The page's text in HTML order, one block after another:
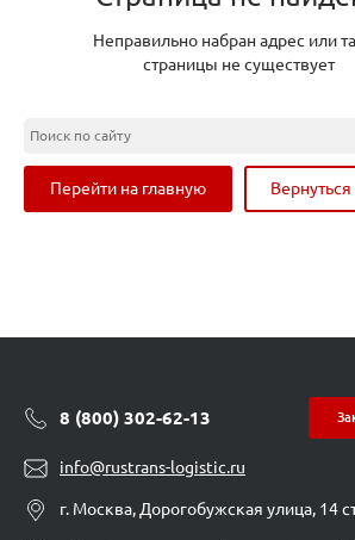
Неправильно набран адрес или
страницы не существует
Перейти на главную Вернуться
8 (800) 302-62-13
info@rustrans-logistic.ru
г. Москва, Дорогобужская улица, 14